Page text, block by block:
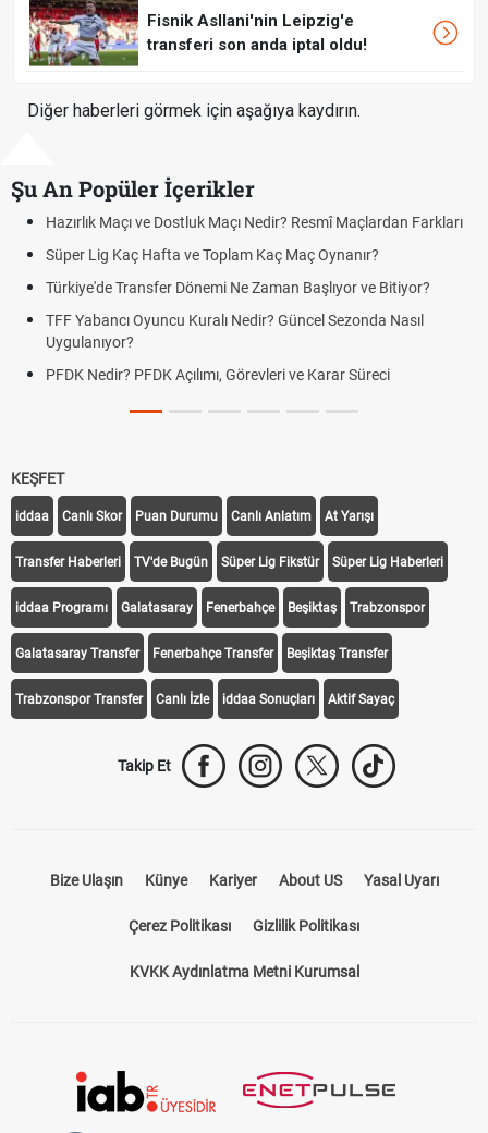
Fisnik Asllani'nin Leipzig'e
transferi son anda iptal oldu!
Diğer haberleri görmek için aşağıya kaydırın.
Şu An Popüler İçerikler
Hazırlık Maçı ve Dostluk Maçı Nedir? Resmî Maçlardan Farkları
Süper Lig Kaç Hafta ve Toplam Kaç Maç Oynanır?
Türkiye'de Transfer Dönemi Ne Zaman Başlıyor ve Bitiyor?
TFF Yabancı Oyuncu Kuralı Nedir? Güncel Sezonda Nasıl
Uygulanıyor?
PFDK Nedir? PFDK Açılımı, Görevleri ve Karar Süreci
KEŞFET
iddaa Canlı Skor Puan Durumu Canlı Anlatım At Yarışı
Transfer Haberleri TV'de Bugün Süper Lig Fikstür Süper Lig Haberleri
iddaa Programı Galatasaray Fenerbahçe Beşiktaş Trabzonspor
Galatasaray Transfer Fenerbahçe Transfer Beşiktaş Transfer
Trabzonspor Transfer Canlı İzle iddaa Sonuçları Aktif Sayaç